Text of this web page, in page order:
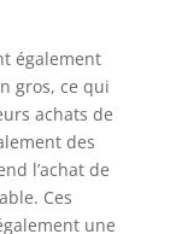
également
gros, ce qui
achats de
des
l’achat de
Ces
une